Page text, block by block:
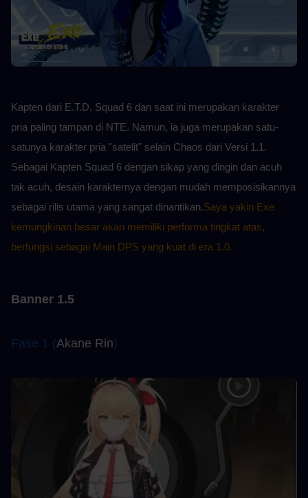
Kapten dari E.T.D. Squad 6 dan saat ini merupakan karakter
pria paling tampan di NTE. Namun, ia juga merupakan satu-
satunya karakter pria "satelit" selain Chaos dari Versi 1.1.
Sebagai Kapten Squad 6 dengan sikap yang dingin dan acuh
tak acuh, desain karakternya dengan mudah memposisikannya
sebagai rilis utama yang sangat dinantikan.Saya yakin Exe
kemungkinan besar akan memiliki performa tingkat atas,
berfungsi sebagai Main DPS yang kuat di era 1.0.
Banner 1.5
Fase 1 (Akane Rin)